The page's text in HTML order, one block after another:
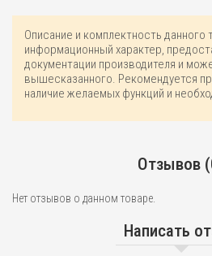
Описание и комплектность данного
информационный характер,
документации производителя и
вышесказанного. Рекомендуется
наличие желаемых функций и
Отзывов
Нет отзывов о данном товаре.
Написать